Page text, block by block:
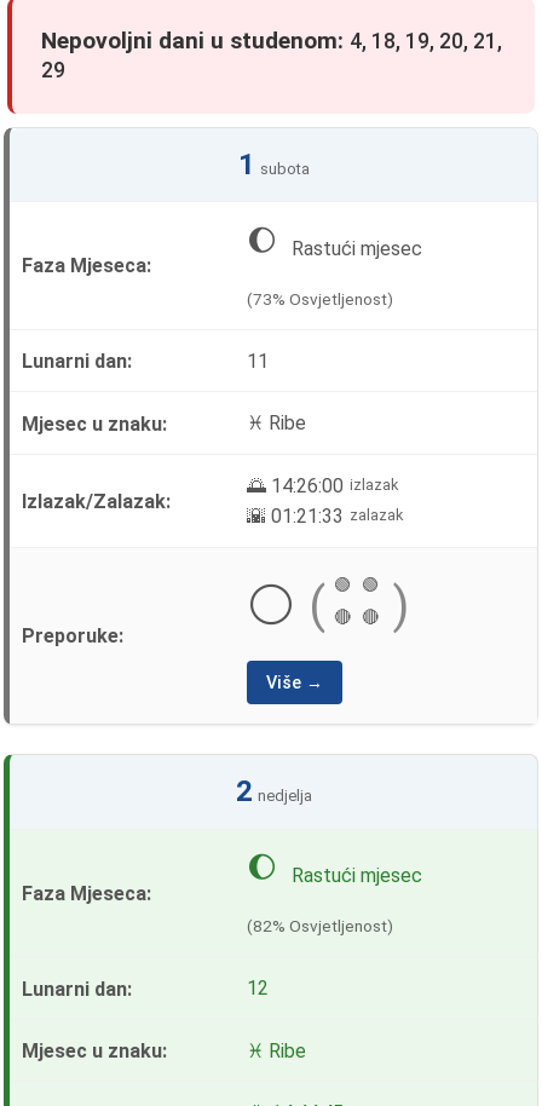
Nepovoljni dani u studenom: 4, 18, 19, 20, 21,
29
1 subota
🌔 Rastući mjesec
(73% Osvjetljenost)
11
♓ Ribe
🌅 14:26:00 izlazak
🌇 01:21:33 zalazak
⚪ ( 🟢
🟢
🔴
🔴 )
Više →
2 nedjelja
🌔 Rastući mjesec
(82% Osvjetljenost)
12
♓ Ribe